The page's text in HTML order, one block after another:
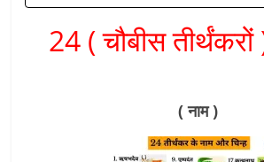
24 ( चौबीस
( नाम )